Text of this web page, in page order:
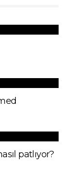
patlıyor?